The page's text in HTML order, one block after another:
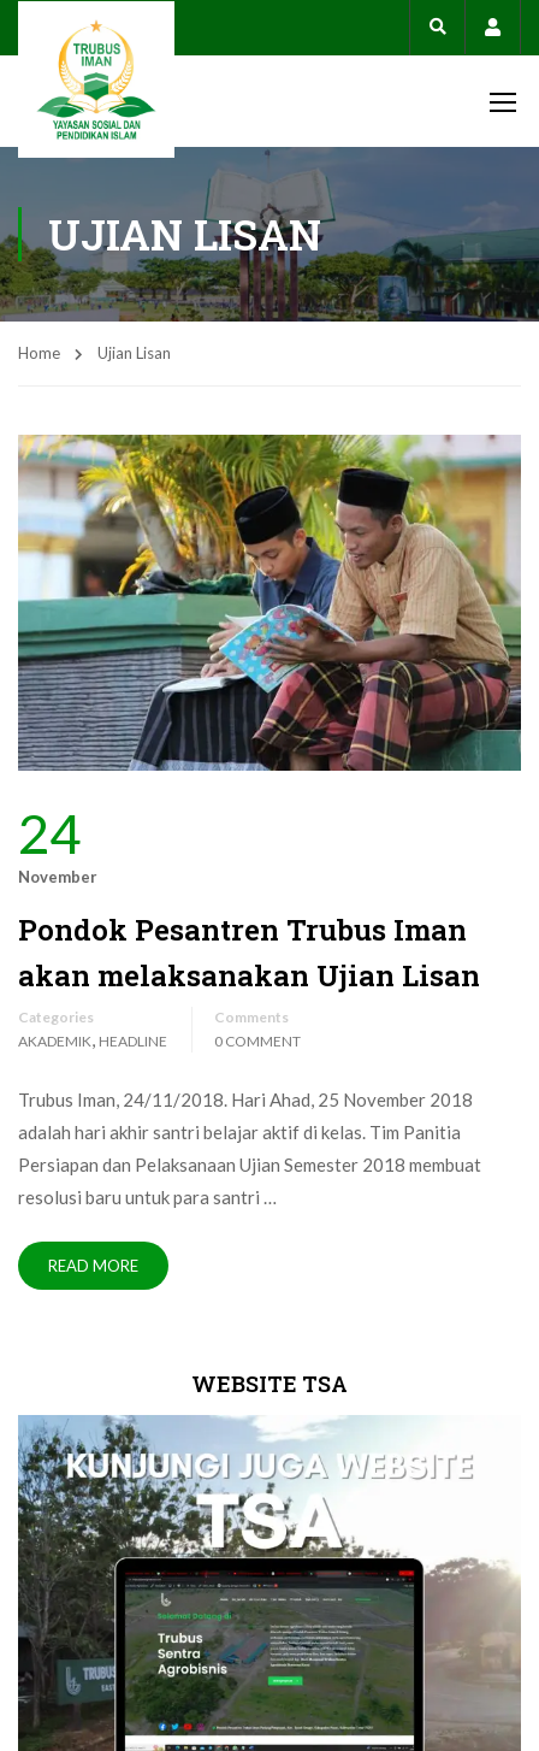
UJIAN LISAN
Home Ujian Lisan
24
November
Pondok Pesantren Trubus Iman
akan melaksanakan Ujian Lisan
Categories
AKADEMIK, HEADLINE
Comments
0 COMMENT
Trubus Iman, 24/11/2018. Hari Ahad, 25 November 2018
adalah hari akhir santri belajar aktif di kelas. Tim Panitia
Persiapan dan Pelaksanaan Ujian Semester 2018 membuat
resolusi baru untuk para santri …
READ MORE
WEBSITE TSA